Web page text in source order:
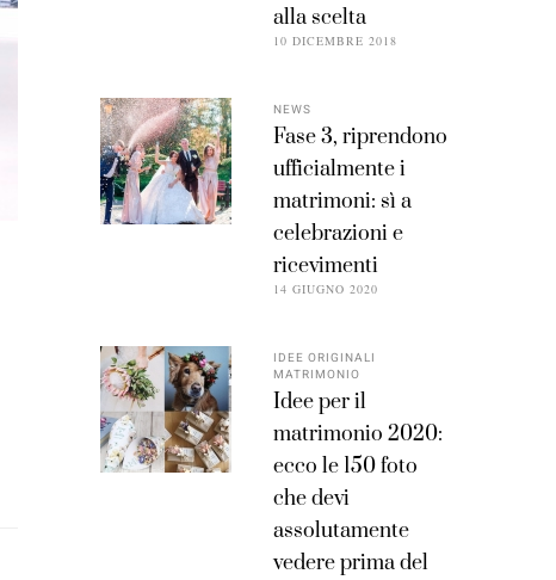
alla scelta
10 DICEMBRE 2018
NEWS
Fase 3, riprendono
ufficialmente i
matrimoni: sì a
celebrazioni e
ricevimenti
14 GIUGNO 2020
IDEE ORIGINALI
MATRIMONIO
Idee per il
matrimonio 2020:
ecco le 150 foto
che devi
assolutamente
vedere prima del